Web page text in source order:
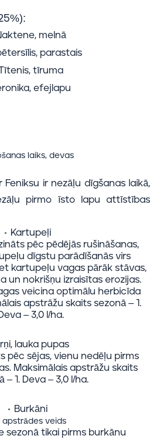
melnā
parastais
tīruma
efejlapu
laiks, devas
ir nezāļu dīgšanas laikā,
pirmo īsto lapu attīstības
Kartupeļi
pēc pēdējās rušināšanas,
dīgstu parādīšanās virs
kartupeļu vagas pārāk stāvas,
un nokrišņu izraisītas erozijas.
veicina optimālu herbicīda
apstrāžu skaits sezonā – 1.
– 3,0 l/ha.
lauka pupas
pēc sējas, vienu nedēļu pirms
Maksimālais apstrāžu skaits
– 1. Deva – 3,0 l/ha.
Burkāni
apstrādes veids
sezonā tikai pirms burkānu